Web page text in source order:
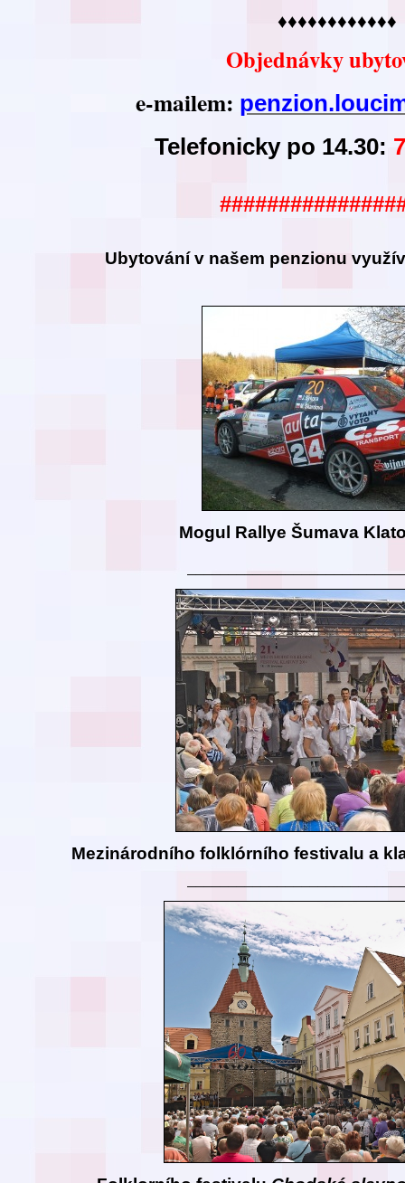
♦♦♦♦♦♦♦♦♦♦♦♦
Objednávky
e-mailem:
Telefonicky po 14.30:
Ubytování v našem penzionu
Mogul Rallye Šumava
Mezinárodního folklórního festivalu a